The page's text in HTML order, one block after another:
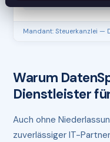
Mandant: Steuerkanzlei —
Warum
Dienstleister
Auch ohne
zuverlässiger IT-